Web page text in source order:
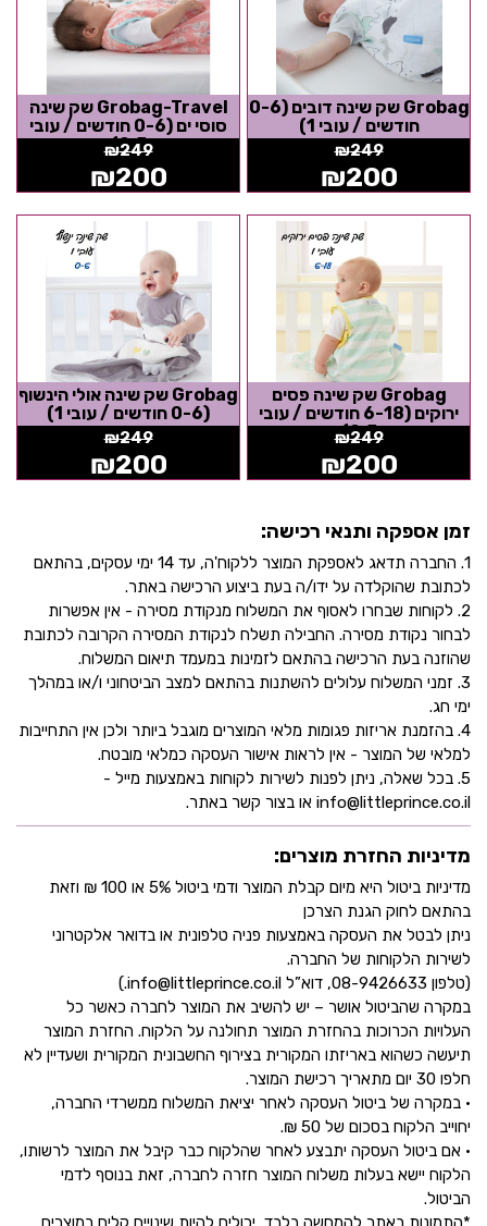
Grobag שק שינה דובים (0-6
חודשים / עובי 1)
₪249
₪200
Grobag-Travel שק שינה
סוסי ים (0-6 חודשים / עובי
0.5)
₪249
₪200
Grobag שק שינה פסים
ירוקים (6-18 חודשים / עובי
0.5)
₪249
₪200
Grobag שק שינה אולי הינשוף
(0-6 חודשים / עובי 1)
₪249
₪200
זמן אספקה ותנאי רכישה:
1. החברה תדאג לאספקת המוצר ללקוח'ה, עד 14 ימי עסקים, בהתאם
לכתובת שהוקלדה על ידו/ה בעת ביצוע הרכישה באתר.
2. לקוחות שבחרו לאסוף את המשלוח מנקודת מסירה - אין אפשרות
לבחור נקודת מסירה. החבילה תשלח לנקודת המסירה הקרובה לכתובת
שהוזנה בעת הרכישה בהתאם לזמינות במעמד תיאום המשלוח.
3. זמני המשלוח עלולים להשתנות בהתאם למצב הביטחוני ו/או במהלך
ימי חג.
4. בהזמנת אריזות פגומות מלאי המוצרים מוגבל ביותר ולכן אין התחייבות
למלאי של המוצר - אין לראות אישור העסקה כמלאי מובטח.
5. בכל שאלה, ניתן לפנות לשירות לקוחות באמצעות מייל -
info@littleprince.co.il או בצור קשר באתר.
מדיניות החזרת מוצרים:
מדיניות ביטול היא מיום קבלת המוצר ודמי ביטול 5% או 100 ₪ וזאת
בהתאם לחוק הגנת הצרכן
ניתן לבטל את העסקה באמצעות פניה טלפונית או בדואר אלקטרוני
לשירות הלקוחות של החברה.
(טלפון 08-9426633, דוא”ל info@littleprince.co.il.)
במקרה שהביטול אושר – יש להשיב את המוצר לחברה כאשר כל
העלויות הכרוכות בהחזרת המוצר תחולנה על הלקוח. החזרת המוצר
תיעשה כשהוא באריזתו המקורית בצירוף החשבונית המקורית ושעדיין לא
חלפו 30 יום מתאריך רכישת המוצר.
• במקרה של ביטול העסקה לאחר יציאת המשלוח ממשרדי החברה,
יחוייב הלקוח בסכום של 50 ₪.
• אם ביטול העסקה יתבצע לאחר שהלקוח כבר קיבל את המוצר לרשותו,
הלקוח יישא בעלות משלוח המוצר חזרה לחברה, זאת בנוסף לדמי
הביטול.